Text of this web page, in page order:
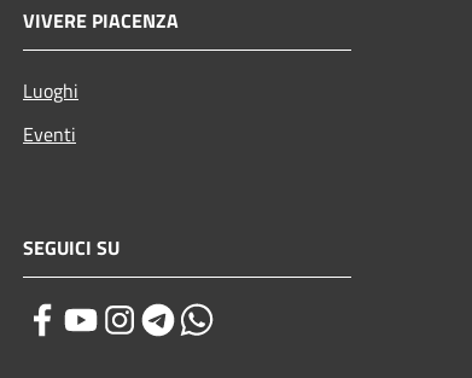
VIVERE PIACENZA
Luoghi
Eventi
SEGUICI SU